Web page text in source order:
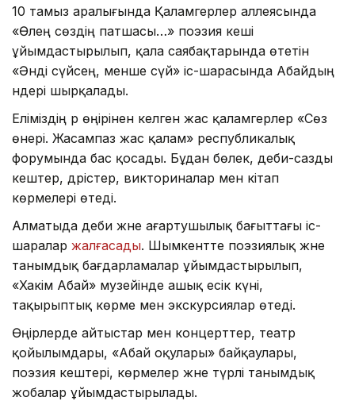
10 тамыз аралығында Қаламгерлер аллеясында
«Өлең сөздің патшасы…» поэзия кеші
ұйымдастырылып, қала саябақтарында өтетін
«Әнді сүйсең, менше сүй» іс-шарасында Абайдың
әндері шырқалады.
Еліміздің әр өңірінен келген жас қаламгерлер «Сөз
өнері. Жасампаз жас қалам» республикалық
форумында бас қосады. Бұдан бөлек, әдеби-сазды
кештер, дәрістер, викториналар мен кітап
көрмелері өтеді.
Алматыда әдеби және ағартушылық бағыттағы іс-
шаралар жалғасады. Шымкентте поэзиялық және
танымдық бағдарламалар ұйымдастырылып,
«Хакім Абай» музейінде ашық есік күні,
тақырыптық көрме мен экскурсиялар өтеді.
Өңірлерде айтыстар мен концерттер, театр
қойылымдары, «Абай оқулары» байқаулары,
поэзия кештері, көрмелер және түрлі танымдық
жобалар ұйымдастырылады.